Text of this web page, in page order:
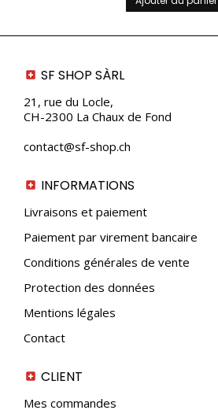
SF SHOP SÀRL
21, rue du Locle,
CH-2300 La Chaux de Fond
contact@sf-shop.ch
INFORMATIONS
Livraisons et paiement
Paiement par virement bancaire
Conditions générales de vente
Protection des données
Mentions légales
Contact
CLIENT
Mes commandes